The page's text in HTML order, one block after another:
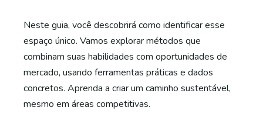
Neste guia, você descobrirá como identificar esse
espaço único. Vamos explorar métodos que
combinam suas habilidades com oportunidades de
mercado, usando ferramentas práticas e dados
concretos. Aprenda a criar um caminho sustentável,
mesmo em áreas competitivas.